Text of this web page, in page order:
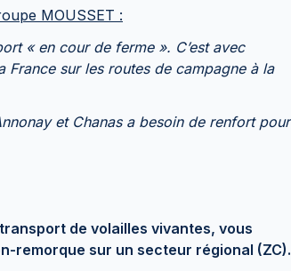
MOUSSET :
« en cour de ferme ». C’est avec
sur les routes de campagne à la
et Chanas a besoin de renfort pour
de volailles vivantes, vous
remorque sur un secteur régional (ZC).